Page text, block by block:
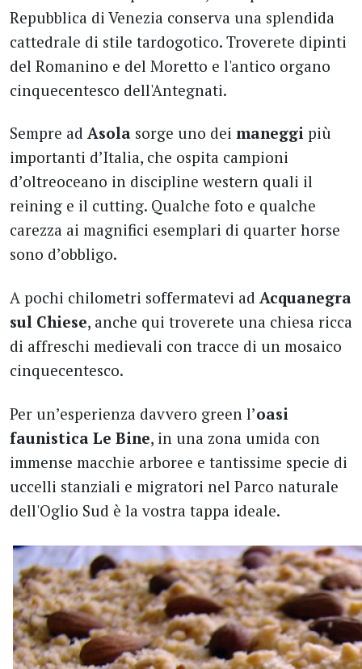
Repubblica di Venezia conserva una splendida
cattedrale di stile tardogotico. Troverete dipinti
del Romanino e del Moretto e l'antico organo
cinquecentesco dell'Antegnati.
Sempre ad Asola sorge uno dei maneggi più
importanti d’Italia, che ospita campioni
d’oltreoceano in discipline western quali il
reining e il cutting. Qualche foto e qualche
carezza ai magnifici esemplari di quarter horse
sono d’obbligo.
A pochi chilometri soffermatevi ad Acquanegra
sul Chiese, anche qui troverete una chiesa ricca
di affreschi medievali con tracce di un mosaico
cinquecentesco.
Per un’esperienza davvero green l’oasi
faunistica Le Bine, in una zona umida con
immense macchie arboree e tantissime specie di
uccelli stanziali e migratori nel Parco naturale
dell'Oglio Sud è la vostra tappa ideale.